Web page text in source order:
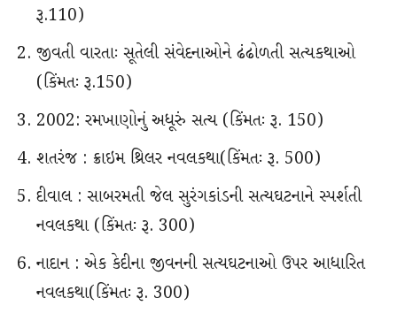
રૂ.110)
જીવતી વારતાઃ સૂતેલી સંવેદનાઓને ઢંઢોળતી સત્યકથાઓ
(કિંમતઃ રૂ.150)
2002: રમખાણોનું અધૂરું સત્ય (કિંમતઃ રૂ. 150)
શતરંજ : ક્રાઇમ થ્રિલર નવલકથા(કિંમતઃ રૂ. 500)
દીવાલ : સાબરમતી જેલ સુરંગકાંડની સત્યઘટનાને સ્પર્શતી
નવલકથા (કિંમતઃ રૂ. 300)
નાદાન : એક કેદીના જીવનની સત્યઘટનાઓ ઉપર આધારિત
નવલકથા(કિંમતઃ રૂ. 300)